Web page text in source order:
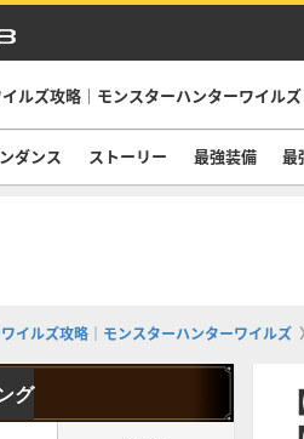
ルズ攻略｜モンスターハンターワイルズ
ダンス ストーリー 最強装備 最
イルズ攻略｜モンスターハンターワイルズ
グ